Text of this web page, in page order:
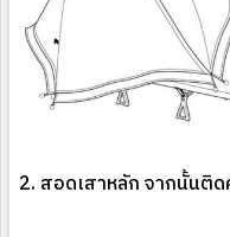
2. สอดเสาหลัก จากนั้นติ